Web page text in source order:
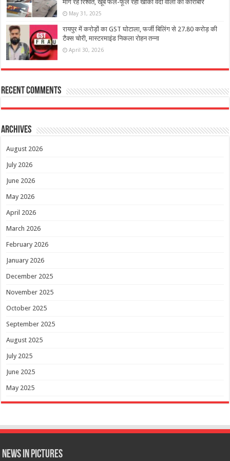
मांग रहे रिश्वत, खूब फल-फूल रहा खाकी वर्दी वालों का कारोबार
May 31, 2025
रायपुर में करोड़ों का GST घोटाला, फर्जी बिलिंग से 27.80 करोड़ की
टैक्स चोरी, मास्टरमाइंड निकला रोहन तन्ना
April 30, 2026
Recent Comments
Archives
August 2026
July 2026
June 2026
May 2026
April 2026
March 2026
February 2026
January 2026
December 2025
November 2025
October 2025
September 2025
August 2025
July 2025
June 2025
May 2025
News in Pictures